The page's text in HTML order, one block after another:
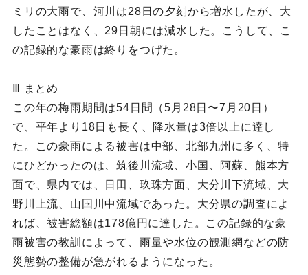
ミリの大雨で、河川は28日の夕刻から増水したが、大
したことはなく、29日朝には減水した。こうして、こ
の記録的な豪雨は終りをつげた。
Ⅲ まとめ
この年の梅雨期間は54日間（5月28日〜7月20日）
で、平年より18日も長く、降水量は3倍以上に達し
た。この豪雨による被害は中部、北部九州に多く、特
にひどかったのは、筑後川流域、小国、阿蘇、熊本方
面で、県内では、日田、玖珠方面、大分川下流域、大
野川上流、山国川中流域であった。大分県の調査によ
れば、被害総額は178億円に達した。この記録的な豪
雨被害の教訓によって、雨量や水位の観測網などの防
災態勢の整備が急がれるようになった。